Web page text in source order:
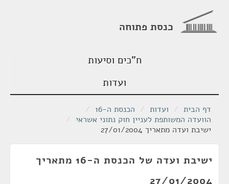
כנסת פתוחה
ח"כים וסיעות
ועדות
דף הבית / ועדות / הכנסת ה-16
/
הוועדה המשותפת לעניין חוק נתוני אשראי /
ישיבת ועדה מתאריך 27/01/2004
ישיבת ועדה של הכנסת ה-16 מתאריך
27/01/2004